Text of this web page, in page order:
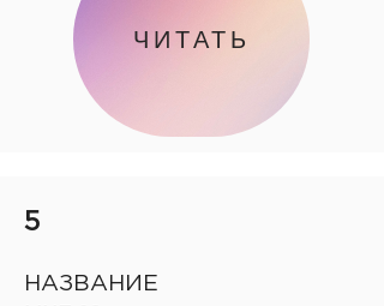
ЧИТАТЬ
5
НАЗВАНИЕ